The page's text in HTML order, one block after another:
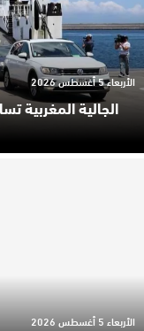
الأربعاء 5 أغسطس 2026
الأربعاء 5 أغسطس 2026